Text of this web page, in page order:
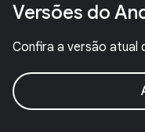
Versões do
Confira a versão atual